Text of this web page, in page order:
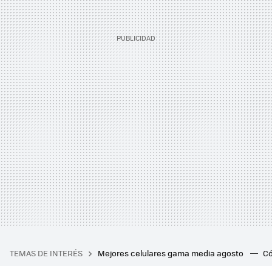
TEMAS DE INTERÉS Mejores celulares gama media agosto